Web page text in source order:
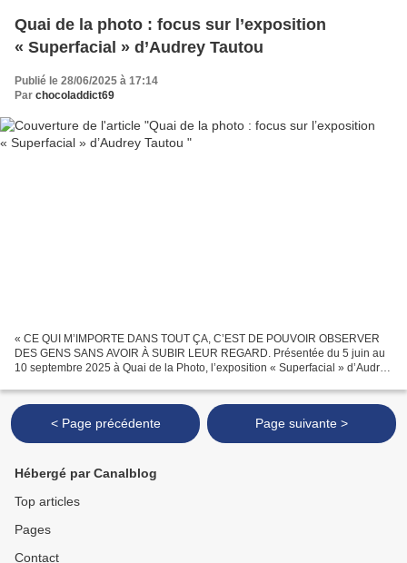
Quai de la photo : focus sur l’exposition
« Superfacial » d’Audrey Tautou
Publié le 28/06/2025 à 17:14
Par chocoladdict69
« CE QUI M’IMPORTE DANS TOUT ÇA, C’EST DE POUVOIR OBSERVER
DES GENS SANS AVOIR À SUBIR LEUR REGARD. Présentée du 5 juin au
10 septembre 2025 à Quai de la Photo, l’exposition « Superfacial » d’Audrey
< Page précédente Page suivante >
Hébergé par Canalblog
Top articles
Pages
Contact